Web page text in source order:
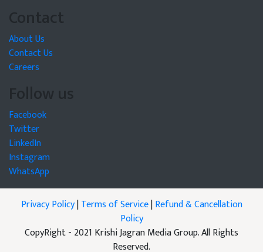
Contact
About Us
Contact Us
Careers
Follow us
Facebook
Twitter
LinkedIn
Instagram
WhatsApp
Privacy Policy|Terms of Service|Refund & Cancellation
Policy
CopyRight - 2021 Krishi Jagran Media Group. All Rights
Reserved.